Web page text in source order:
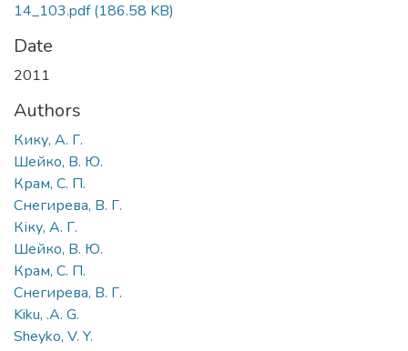
14_103.pdf(186.58 KB)
Date
2011
Authors
Кику, А. Г.
Шейко, В. Ю.
Крам, С. П.
Снегирева, В. Г.
Кіку, А. Г.
Шейко, В. Ю.
Крам, С. П.
Снегирева, В. Г.
Kiku, .A. G.
Sheyko, V. Y.